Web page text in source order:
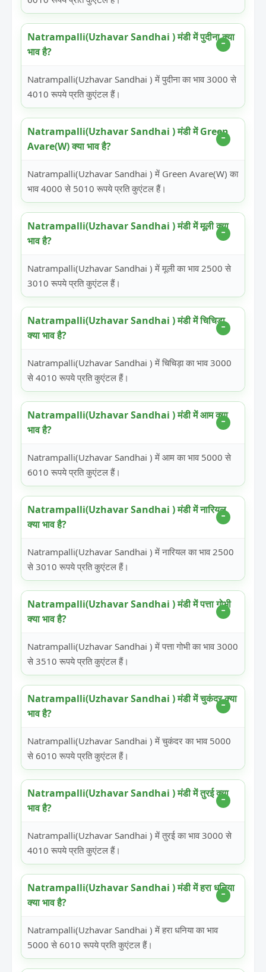
Natrampalli(Uzhavar Sandhai ) मंडी में पुदीना क्या
भाव है?
Natrampalli(Uzhavar Sandhai ) में पुदीना का भाव 3000 से
4010 रूपये प्रति कुएंटल हैं।
Natrampalli(Uzhavar Sandhai ) मंडी में Green
Avare(W) क्या भाव है?
Natrampalli(Uzhavar Sandhai ) में Green Avare(W) का
भाव 4000 से 5010 रूपये प्रति कुएंटल हैं।
Natrampalli(Uzhavar Sandhai ) मंडी में मूली क्या
भाव है?
Natrampalli(Uzhavar Sandhai ) में मूली का भाव 2500 से
3010 रूपये प्रति कुएंटल हैं।
Natrampalli(Uzhavar Sandhai ) मंडी में चिचिड़ा
क्या भाव है?
Natrampalli(Uzhavar Sandhai ) में चिचिड़ा का भाव 3000
से 4010 रूपये प्रति कुएंटल हैं।
Natrampalli(Uzhavar Sandhai ) मंडी में आम क्या
भाव है?
Natrampalli(Uzhavar Sandhai ) में आम का भाव 5000 से
6010 रूपये प्रति कुएंटल हैं।
Natrampalli(Uzhavar Sandhai ) मंडी में नारियल
क्या भाव है?
Natrampalli(Uzhavar Sandhai ) में नारियल का भाव 2500
से 3010 रूपये प्रति कुएंटल हैं।
Natrampalli(Uzhavar Sandhai ) मंडी में पत्ता गोभी
क्या भाव है?
Natrampalli(Uzhavar Sandhai ) में पत्ता गोभी का भाव 3000
से 3510 रूपये प्रति कुएंटल हैं।
Natrampalli(Uzhavar Sandhai ) मंडी में चुकंदर क्या
भाव है?
Natrampalli(Uzhavar Sandhai ) में चुकंदर का भाव 5000
से 6010 रूपये प्रति कुएंटल हैं।
Natrampalli(Uzhavar Sandhai ) मंडी में तुरई क्या
भाव है?
Natrampalli(Uzhavar Sandhai ) में तुरई का भाव 3000 से
4010 रूपये प्रति कुएंटल हैं।
Natrampalli(Uzhavar Sandhai ) मंडी में हरा धनिया
क्या भाव है?
Natrampalli(Uzhavar Sandhai ) में हरा धनिया का भाव
5000 से 6010 रूपये प्रति कुएंटल हैं।